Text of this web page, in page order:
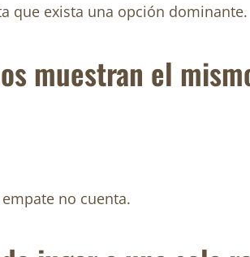
que exista una opción dominante.
muestran el
no cuenta.